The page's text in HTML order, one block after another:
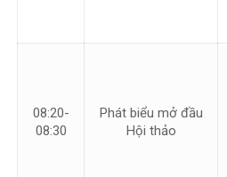
08:20-
08:30
Phát biểu mở đầu
Hội thảo